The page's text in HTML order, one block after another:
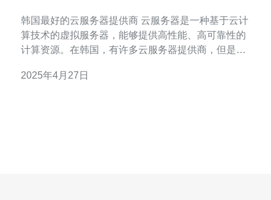
韩国最好的云服务器提供商 云服务器是一种基于云计
算技术的虚拟服务器，能够提供高性能、高可靠性的
计算资源。在韩国，有许多云服务器提供商，但是要
云服务器提供商。 ABC云是韩国最好的云服务器提供
2025年4月27日